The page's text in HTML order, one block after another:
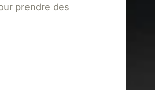
prendre des